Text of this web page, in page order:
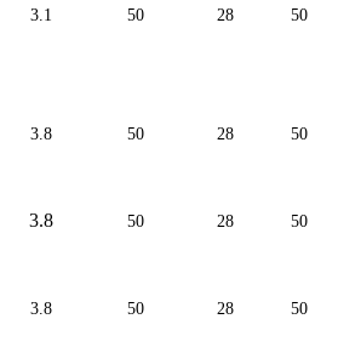
3.1 50 28 50
3.8 50 28 50
3.8 50 28 50
3.8 50 28 50